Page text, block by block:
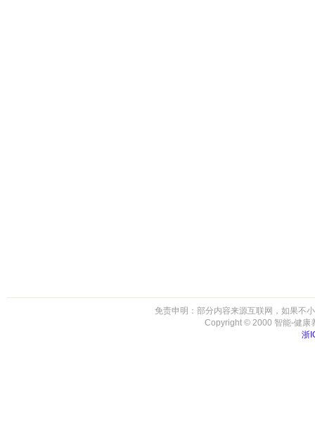
免责申明：部分内容来源互联网，如果不
Copyright © 2000 智能-健康
浙